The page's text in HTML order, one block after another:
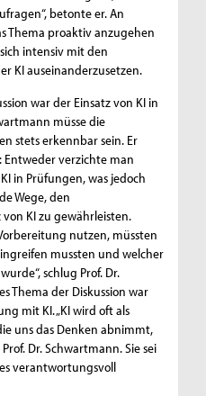
betonte er. An
Thema proaktiv anzugehen
intensiv mit den
KI auseinanderzusetzen.
war der Einsatz von KI in
müsse die
stets erkennbar sein. Er
verzichte man
in Prüfungen, was jedoch
Wege, den
KI zu gewährleisten.
nutzen, müssten
mussten und welcher
schlug Prof. Dr.
Thema der Diskussion war
mit KI. „KI wird oft als
uns das Denken abnimmt,
Dr. Schwartmann. Sie sei
verantwortungsvoll